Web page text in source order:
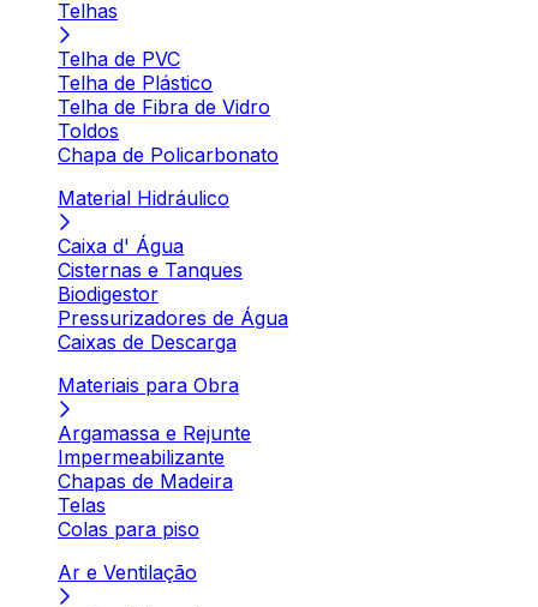
Telhas
Telha de PVC
Telha de Plástico
Telha de Fibra de Vidro
Toldos
Chapa de Policarbonato
Material Hidráulico
Caixa d' Água
Cisternas e Tanques
Biodigestor
Pressurizadores de Água
Caixas de Descarga
Materiais para Obra
Argamassa e Rejunte
Impermeabilizante
Chapas de Madeira
Telas
Colas para piso
Ar e Ventilação